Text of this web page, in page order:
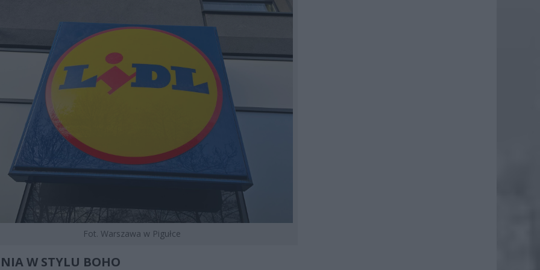
Fot. Warszawa w Pigułce
W STYLU BOHO